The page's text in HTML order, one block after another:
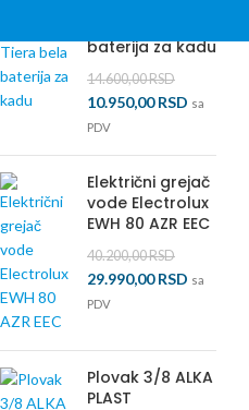
baterija za kadu
14.600,00RSD
10.950,00RSD sa
PDV
Električni grejač
vode Electrolux
EWH 80 AZR EEC
40.200,00RSD
29.990,00RSD sa
PDV
Plovak 3/8 ALKA
PLAST